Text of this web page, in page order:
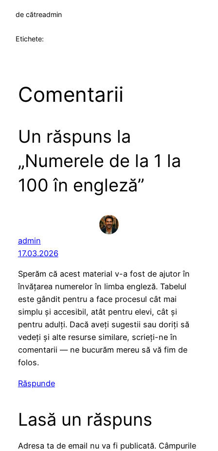
de cătreadmin
Etichete:
Comentarii
Un răspuns la
„Numerele de la 1 la
100 în engleză”
admin
17.03.2026
Sperăm că acest material v-a fost de ajutor în
învățarea numerelor în limba engleză. Tabelul
este gândit pentru a face procesul cât mai
simplu și accesibil, atât pentru elevi, cât și
pentru adulți. Dacă aveți sugestii sau doriți să
vedeți și alte resurse similare, scrieți-ne în
comentarii — ne bucurăm mereu să vă fim de
folos.
Răspunde
Lasă un răspuns
Adresa ta de email nu va fi publicată. Câmpurile